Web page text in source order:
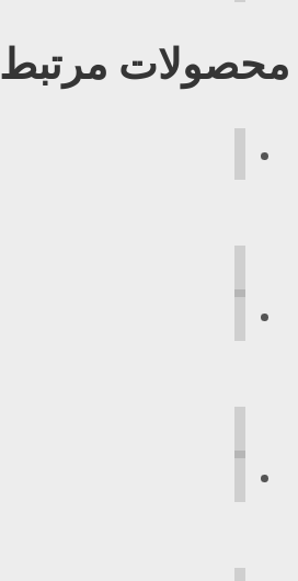
محصولات مرتبط